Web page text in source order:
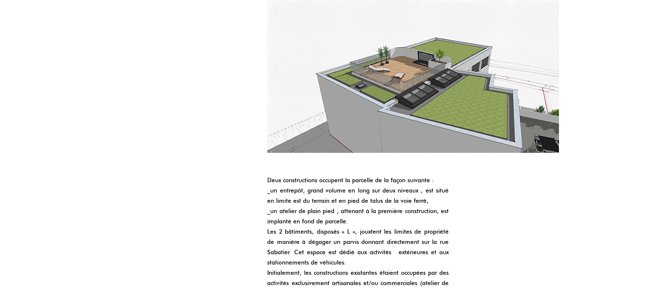
Deux constructions occupent la parcelle de la façon suivante :
_un entrepôt, grand volume en long sur deux niveaux , est situé
en limite est du terrain et en pied de talus de la voie ferré,
_un atelier de plain pied , attenant à la première construction, est
implanté en fond de parcelle.
Les 2 bâtiments, disposés « L », jouxtent les limites de propriété
de manière à dégager un parvis donnant directement sur la rue
Sabatier. Cet espace est dédié aux activités extérieures et aux
stationnements de véhicules.
Initialement, les constructions existantes étaient occupées par des
activités exclusivement artisanales et/ou commerciales (atelier de